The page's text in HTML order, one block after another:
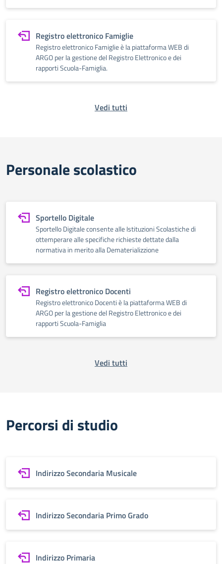
Registro elettronico Famiglie
Registro elettronico Famiglie è la piattaforma WEB di
ARGO per la gestione del Registro Elettronico e dei
rapporti Scuola-Famiglia.
Vedi tutti
Personale scolastico
Sportello Digitale
Sportello Digitale consente alle Istituzioni Scolastiche di
ottemperare alle specifiche richieste dettate dalla
normativa in merito alla Dematerializzione
Registro elettronico Docenti
Registro elettronico Docenti è la piattaforma WEB di
ARGO per la gestione del Registro Elettronico e dei
rapporti Scuola-Famiglia
Vedi tutti
Percorsi di studio
Indirizzo Secondaria Musicale
Indirizzo Secondaria Primo Grado
Indirizzo Primaria